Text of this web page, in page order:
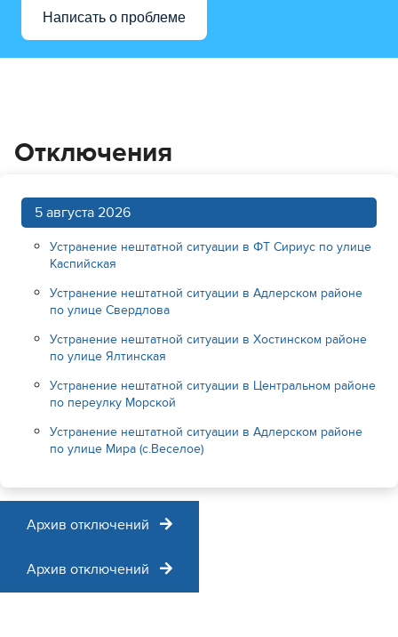
Написать о проблеме
Отключения
Устранение нештатной ситуации в ФТ Сириус по улице
Каспийская
5 августа 2026
Устранение нештатной ситуации в Адлерском районе
по улице Свердлова
Устранение нештатной ситуации в Хостинском районе
по улице Ялтинская
Устранение нештатной ситуации в Центральном районе
по переулку Морской
Устранение нештатной ситуации в Адлерском районе
по улице Мира (с.Веселое)
Архив отключений
Архив отключений
04 АВГУСТА 2026
МУП г. Сочи «Водоканал» продолжает работу
с управляющими компаниями, имеющими
предоставленные услуги водоснабжения и
водоотведения
Подробнее